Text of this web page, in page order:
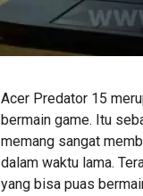
Acer Predator 15
bermain game. Itu
memang sangat
dalam waktu lama.
yang bisa puas